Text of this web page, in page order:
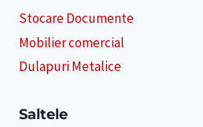
Stocare Documente
Mobilier comercial
Dulapuri Metalice
Saltele